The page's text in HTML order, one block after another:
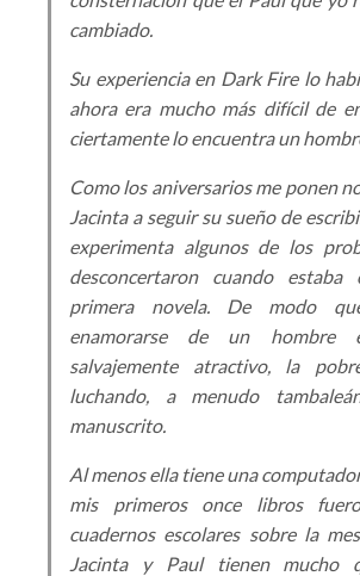
cambiado.
Su experiencia en Dark Fire lo
ahora era mucho más difícil de
ciertamente lo encuentra un
Como los aniversarios me ponen
Jacinta a seguir su sueño de
experimenta algunos de los
desconcertaron cuando estaba
primera novela. De modo
enamorarse de un hombre
salvajemente atractivo, la
luchando, a menudo
manuscrito.
Al menos ella tiene una
mis primeros once libros
cuadernos escolares sobre la
Jacinta y Paul tienen mucho